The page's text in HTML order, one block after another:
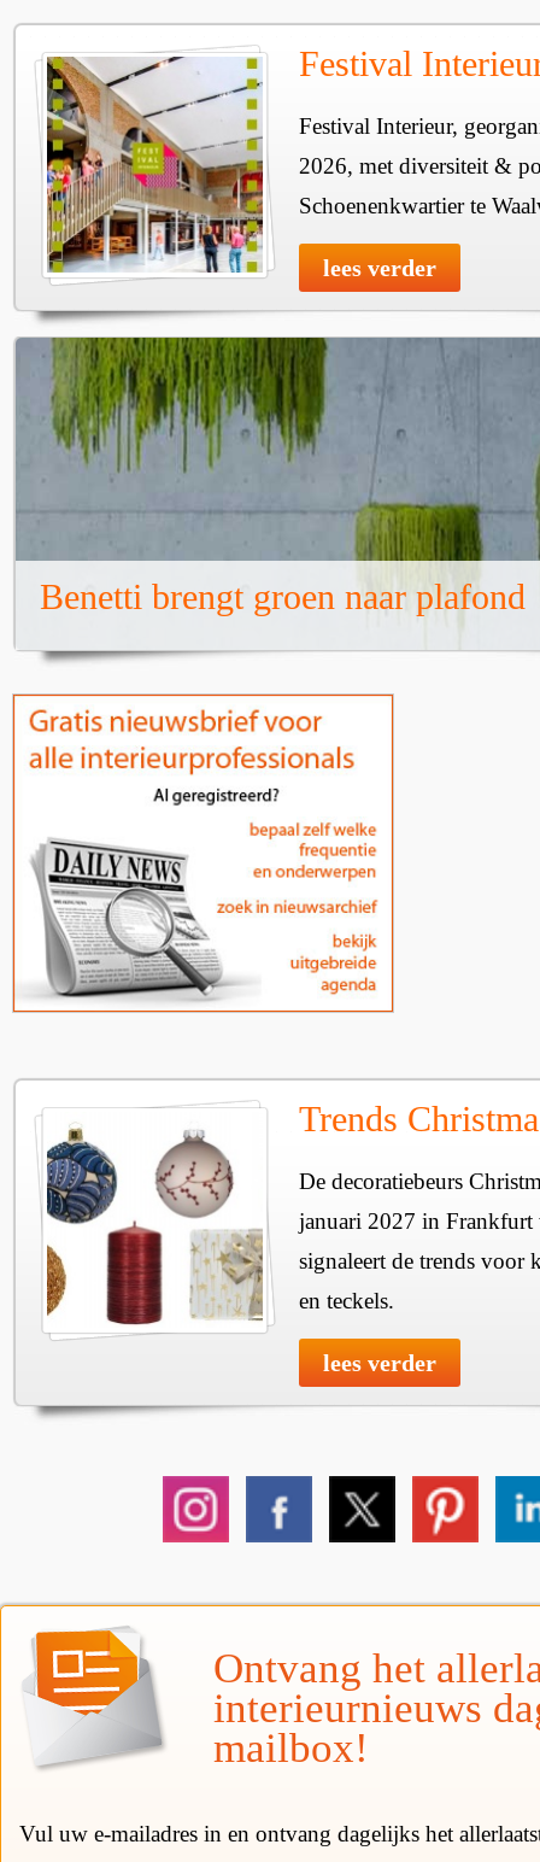
Festival
Festival Interieur,
2026, met diversiteit &
Schoenenkwartier te
lees verder
Benetti brengt groen naar plafond
Trends
De decoratiebeurs
januari 2027 in Frankfurt
signaleert de trends voor
en teckels.
lees verder
Ontvang het
interieurnieuws
mailbox!
Vul uw e-mailadres in en ontvang dagelijks het